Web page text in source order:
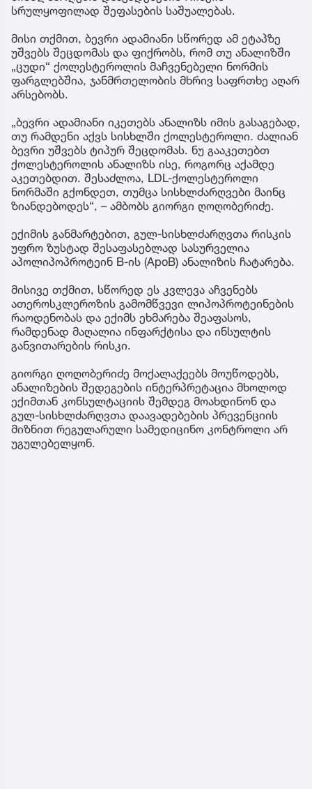
სრულყოფილად შეფასების საშუალებას.
მისი თქმით, ბევრი ადამიანი სწორედ ამ ეტაპზე
უშვებს შეცდომას და ფიქრობს, რომ თუ ანალიზში
„ცუდი“ ქოლესტეროლის მაჩვენებელი ნორმის
ფარგლებშია, ჯანმრთელობის მხრივ საფრთხე აღარ
არსებობს.
„ბევრი ადამიანი იკეთებს ანალიზს იმის გასაგებად,
თუ რამდენი აქვს სისხლში ქოლესტეროლი. ძალიან
ბევრი უშვებს ტიპურ შეცდომას. ნუ გააკეთებთ
ქოლესტეროლის ანალიზს ისე, როგორც აქამდე
აკეთებდით. შესაძლოა, LDL-ქოლესტეროლი
ნორმაში გქონდეთ, თუმცა სისხლძარღვები მაინც
ზიანდებოდეს“, – ამბობს გიორგი ღოღობერიძე.
ექიმის განმარტებით, გულ-სისხლძარღვთა რისკის
უფრო ზუსტად შესაფასებლად სასურველია
აპოლიპოპროტეინ B-ის (ApoB) ანალიზის ჩატარება.
მისივე თქმით, სწორედ ეს კვლევა აჩვენებს
ათეროსკლეროზის გამომწვევი ლიპოპროტეინების
რაოდენობას და ექიმს ეხმარება შეაფასოს,
რამდენად მაღალია ინფარქტისა და ინსულტის
განვითარების რისკი.
გიორგი ღოღობერიძე მოქალაქეებს მოუწოდებს,
ანალიზების შედეგების ინტერპრეტაცია მხოლოდ
ექიმთან კონსულტაციის შემდეგ მოახდინონ და
გულ-სისხლძარღვთა დაავადებების პრევენციის
მიზნით რეგულარული სამედიცინო კონტროლი არ
უგულებელყონ.